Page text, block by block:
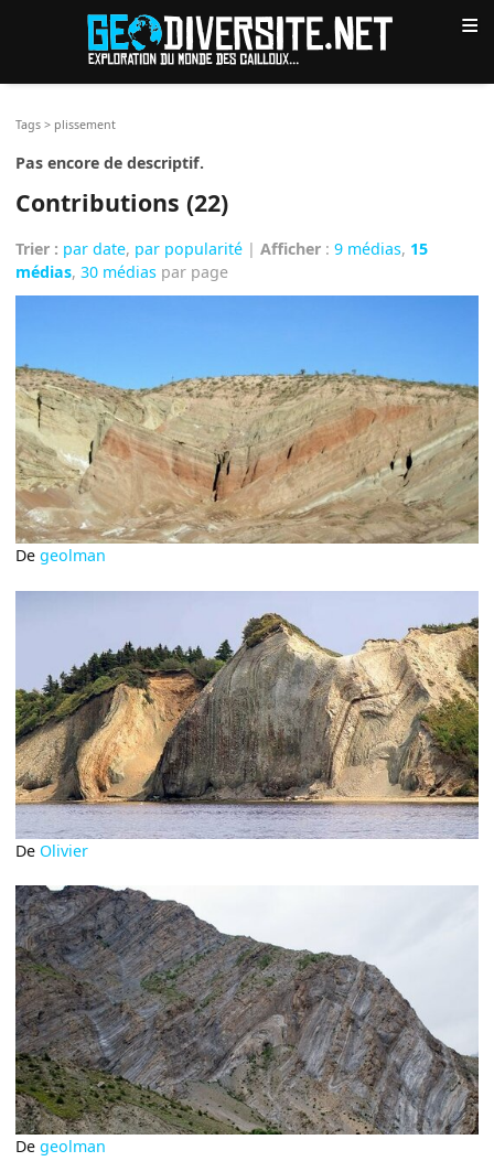
≡
Tags > plissement
Pas encore de descriptif.
Contributions (22)
Trier : par date, par popularité |Afficher :9 médias, 15
médias,30 médias par page
Degeolman
De Olivier
Degeolman